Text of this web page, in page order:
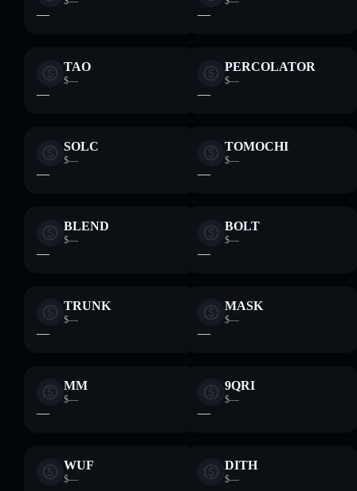
— —
TAO
$—
—
PERCOLATOR
$—
—
SOLC
$—
—
TOMOCHI
$—
—
BLEND
$—
—
BOLT
$—
—
TRUNK
$—
—
MASK
$—
—
MM
$—
—
9QRI
$—
—
WUF
$—
DITH
$—